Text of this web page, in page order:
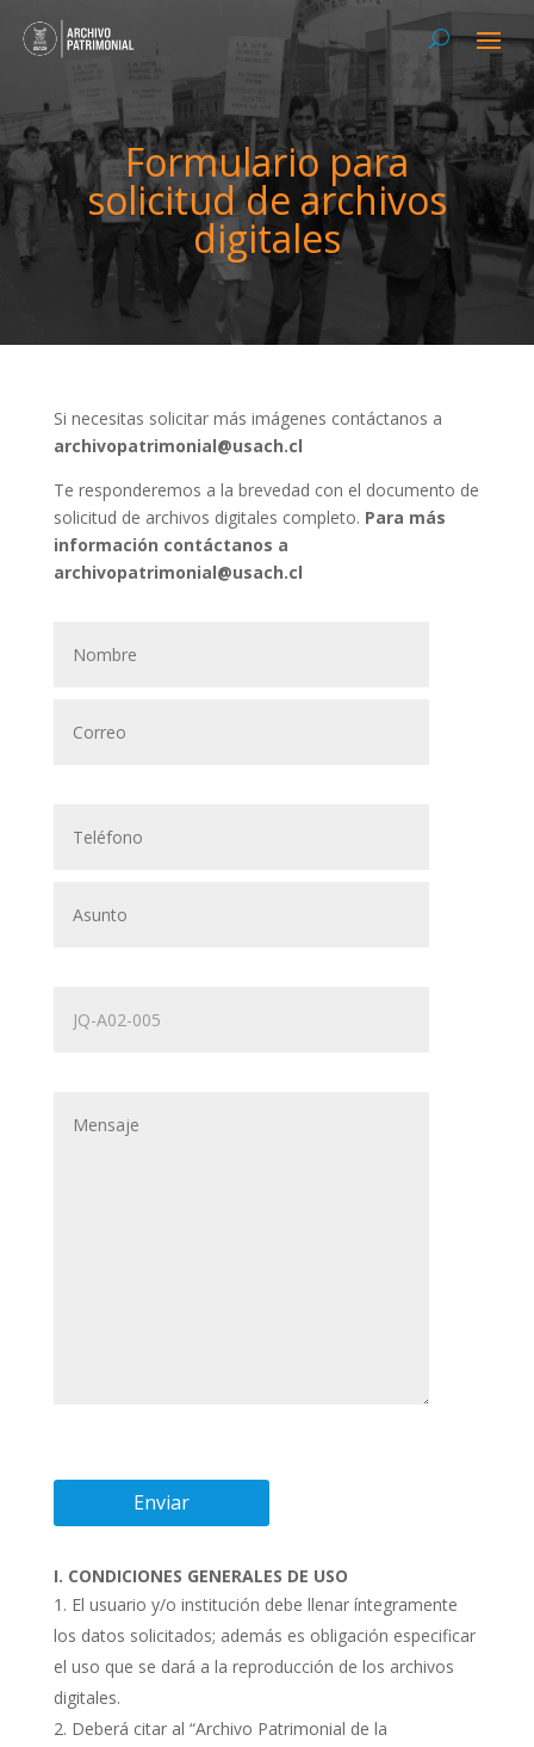
Formulario para
solicitud de archivos
digitales
Si necesitas solicitar más imágenes contáctanos a
archivopatrimonial@usach.cl
Te responderemos a la brevedad con el documento de
solicitud de archivos digitales completo. Para más
información contáctanos a
archivopatrimonial@usach.cl
I. CONDICIONES GENERALES DE USO
El usuario y/o institución debe llenar íntegramente
los datos solicitados; además es obligación especificar
el uso que se dará a la reproducción de los archivos
digitales.
Deberá citar al “Archivo Patrimonial de la